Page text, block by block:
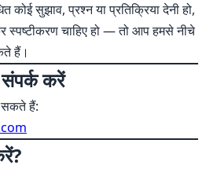
सुझाव, प्रश्न या प्रतिक्रिया देनी हो,
स्पष्टीकरण चाहिए हो — तो आप हमसे नीचे
हैं।
करें
सकते हैं: